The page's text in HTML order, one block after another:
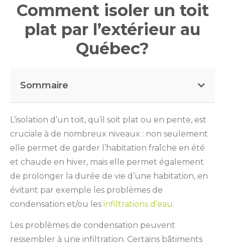
Comment isoler un toit
plat par l’extérieur au
Québec?
Sommaire
L’isolation d’un toit, qu’il soit plat ou en pente, est
cruciale à de nombreux niveaux : non seulement
elle permet de garder l’habitation fraîche en été
et chaude en hiver, mais elle permet également
de prolonger la durée de vie d’une habitation, en
évitant par exemple les problèmes de
condensation et/ou les infiltrations d’eau.
Les problèmes de condensation peuvent
ressembler à une infiltration. Certains bâtiments